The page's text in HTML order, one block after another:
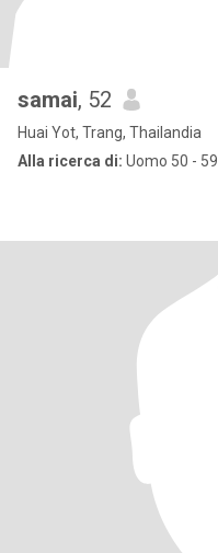
samai, 52
Huai Yot, Trang, Thailandia
Alla ricerca di: Uomo 50 - 59